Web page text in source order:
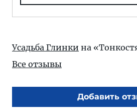
Усадьба Глинки на
Все отзывы
Добавить